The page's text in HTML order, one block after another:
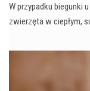
W przypadku biegunki
zwierzęta w ciepłym,